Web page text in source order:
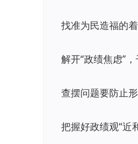
找准为民造福的
解开“政绩焦虑”
查摆问题要防止
把握好政绩观“近